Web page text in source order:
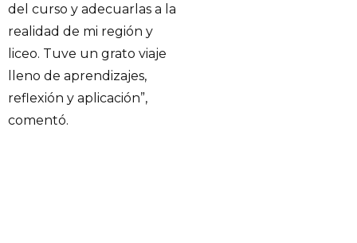
del curso y adecuarlas a la
realidad de mi región y
liceo. Tuve un grato viaje
lleno de aprendizajes,
reflexión y aplicación”,
comentó.